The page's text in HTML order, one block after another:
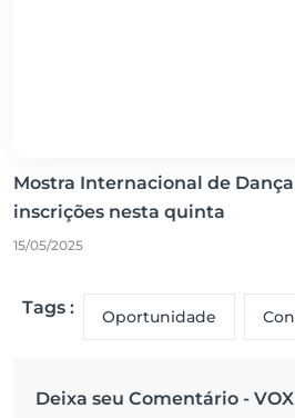
Mostra Internacional de
inscrições nesta quinta
15/05/2025
Tags : Oportunidade
Deixa seu Comentário -